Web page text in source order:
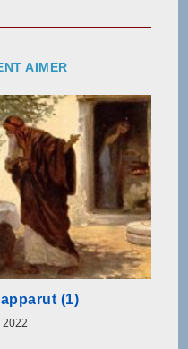
AIMER
(1)